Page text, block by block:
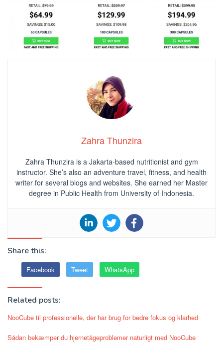
Zahra Thunzira
Zahra Thunzira is a Jakarta-based nutritionist and gym
instructor. She’s also an adventure travel, fitness, and health
writer for several blogs and websites. She earned her Master
degree in Public Health from University of Indonesia.
Share this:
Facebook Tweet WhatsApp
Related posts:
NooCube til professionelle, der har brug for bedre fokus og klarhed
Sådan bekæmper du hjernetågeproblemer naturligt med NooCube